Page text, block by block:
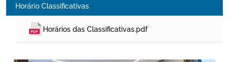
Horário Classificativas
Horários das Classificativas.pdf